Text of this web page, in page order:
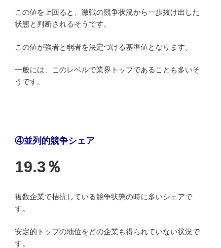
この値を上回ると、激戦の競争状況から一歩抜け出した
状態と判断されるそうです。
この値が強者と弱者を決定づける基準値となります。
一般には、このレベルで業界トップであることも多いそ
うです。
④並列的競争シェア
19.3％
複数企業で拮抗している競争状態の時に多いシェアで
す。
安定的トップの地位をどの企業も得られていない状況で
す。